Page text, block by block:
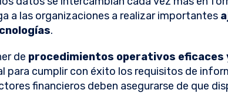
a las organizaciones a realizar importantes
.
de procedimientos operativos eficaces
para cumplir con éxito los requisitos de
financieros deben asegurarse de que